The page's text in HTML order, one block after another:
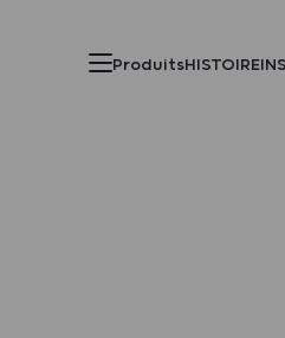
ProduitsHISTOIRE